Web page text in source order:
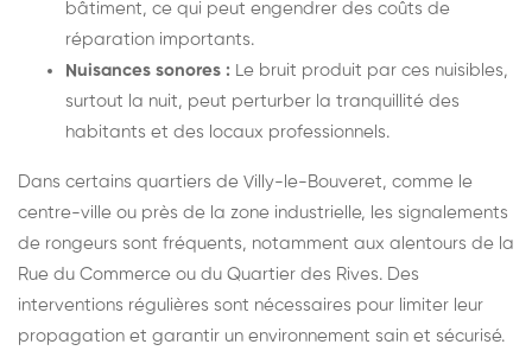
bâtiment, ce qui peut engendrer des coûts de
réparation importants.
Nuisances sonores : Le bruit produit par ces nuisibles,
surtout la nuit, peut perturber la tranquillité des
habitants et des locaux professionnels.
Dans certains quartiers de Villy-le-Bouveret, comme le
centre-ville ou près de la zone industrielle, les signalements
de rongeurs sont fréquents, notamment aux alentours de la
Rue du Commerce ou du Quartier des Rives. Des
interventions régulières sont nécessaires pour limiter leur
propagation et garantir un environnement sain et sécurisé.